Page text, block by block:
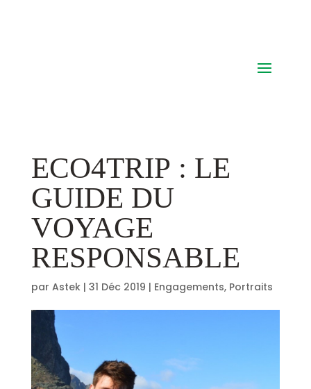
ECO4TRIP : LE
GUIDE DU
VOYAGE
RESPONSABLE
par Astek| 31 Déc 2019 | Engagements, Portraits